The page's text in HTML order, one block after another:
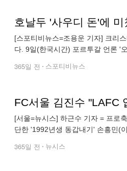
[스포티비뉴스=조용운 기자] 크리
다. 9일(한국시간) 포르투갈 언론 '
365일 전 스포티비뉴스
FC서울 김진수 "LAFC
[서울=뉴시스] 하근수 기자 = 프로
단한 '1992년생 동갑내기' 손흥민(
365일 전 뉴시스